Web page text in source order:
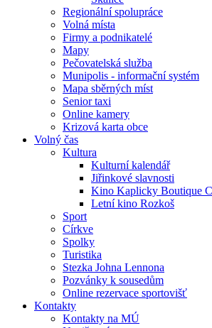
Regionální spolupráce
Volná místa
Firmy a podnikatelé
Mapy
Pečovatelská služba
Munipolis - informační systém
Mapa sběrných míst
Senior taxi
Online kamery
Krizová karta obce
Volný čas
Kultura
Kulturní kalendář
Jiřinkové slavnosti
Kino Kaplicky Boutique
Letní kino Rozkoš
Sport
Církve
Spolky
Turistika
Stezka Johna Lennona
Pozvánky k sousedům
Online rezervace sportovišť
Kontakty
Kontakty na MÚ